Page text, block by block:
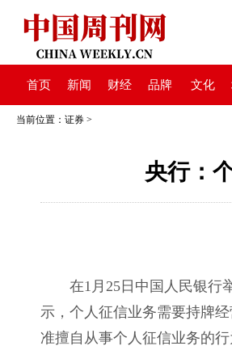
首页 新闻 财经 品牌 文化
当前位置： 证券 >
央行：
在1月25日中国人民银行举
示，个人征信业务需要持牌
准擅自从事个人征信业务的